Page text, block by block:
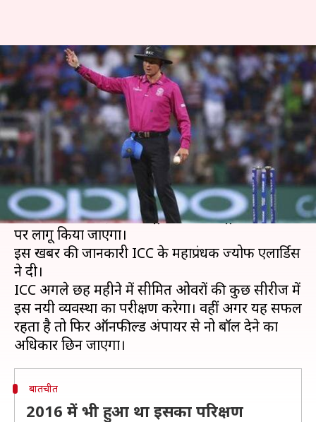
नो बॉल के नियम में बदलाव करेगा
ICC, अंतर्राष्ट्रीय क्रिकेट में ट्रायल शुरू
लेखन मोहम्मद वाहिद Aug 07, 2019 02:20 pm
क्या है खबर?
अंतर्राष्ट्रीय क्रिकेट परिषद (ICC) जल्द ही पैर की नो बॉल
पर टीवी अंपायर को फैसला लेने का अधिकार दे सकता
है। हालंकि, अभी इसे अंतर्राष्ट्रीय क्रिकेट में ट्रायल के तौर
पर लागू किया जाएगा।
इस खबर की जानकारी ICC के महाप्रंधक ज्योफ एलार्डिस
ने दी।
ICC अगले छह महीने में सीमित ओवरों की कुछ सीरीज में
इस नयी व्यवस्था का परीक्षण करेगा। वहीं अगर यह सफल
रहता है तो फिर ऑनफील्ड अंपायर से नो बॉल देने का
बातचीत
2016 में भी हुआ था इसका परिक्षण